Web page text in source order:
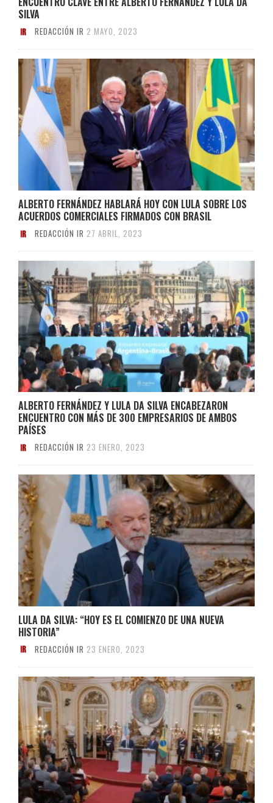
SILVA
REDACCIÓN IR 2 MAYO, 2023
ALBERTO FERNÁNDEZ HABLARÁ HOY CON LULA SOBRE LOS
ACUERDOS COMERCIALES FIRMADOS CON BRASIL
REDACCIÓN IR 27 ABRIL, 2023
ALBERTO FERNÁNDEZ Y LULA DA SILVA ENCABEZARON
ENCUENTRO CON MÁS DE 300 EMPRESARIOS DE AMBOS
PAÍSES
REDACCIÓN IR 23 ENERO, 2023
LULA DA SILVA: “HOY ES EL COMIENZO DE UNA NUEVA
HISTORIA”
REDACCIÓN IR 23 ENERO, 2023